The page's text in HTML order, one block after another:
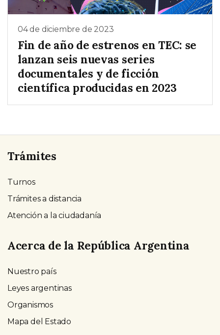
04 de diciembre de 2023
Fin de año de estrenos en TEC: se
lanzan seis nuevas series
documentales y de ficción
científica producidas en 2023
Trámites
Turnos
Trámites a distancia
Atención a la ciudadanía
Acerca de la República Argentina
Nuestro país
Leyes argentinas
Organismos
Mapa del Estado